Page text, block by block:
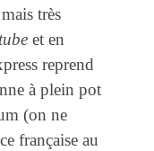
très
et en
reprend
à plein pot
(on ne
française au